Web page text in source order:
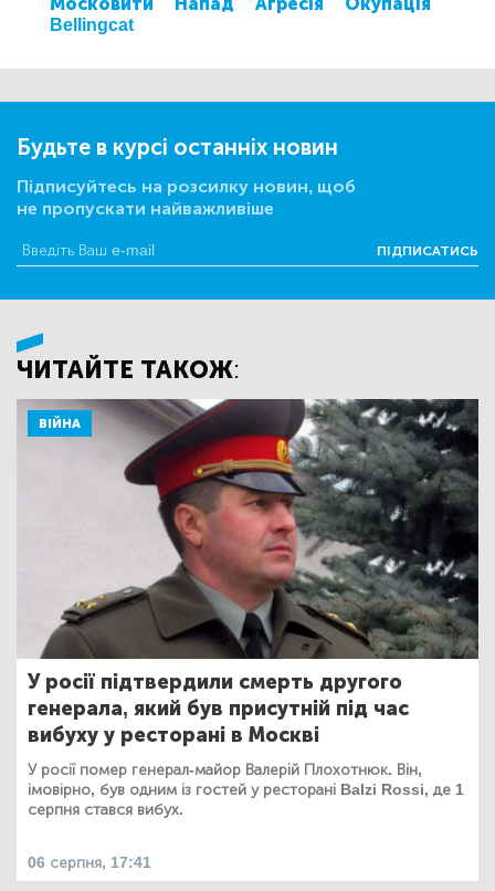
Bellingcat
Будьте в курсі останніх новин
Підписуйтесь на розсилку новин, щоб
не пропускати найважливіше
ПІДПИСАТИСЬ
ЧИТАЙТЕ ТАКОЖ:
ВІЙНА
У росії підтвердили смерть другого
генерала, який був присутній під час
вибуху у ресторані в Москві
У росії помер генерал-майор Валерій Плохотнюк. Він,
імовірно, був одним із гостей у ресторані Balzi Rossi, де 1
серпня стався вибух.
06 серпня, 17:41